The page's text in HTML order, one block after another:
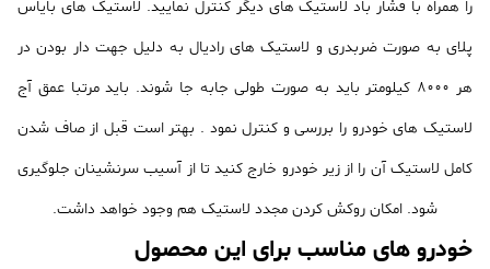
را همراه با فشار باد لاستیک های دیگر کنترل نمایید. لاستیک های بایاس
پلای به صورت ضربدری و لاستیک های رادیال به دلیل جهت دار بودن در
هر 8000 کیلومتر باید به صورت طولی جابه جا شوند. باید مرتبا عمق آج
لاستیک های خودرو را بررسی و کنترل نمود . بهتر است قبل از صاف شدن
کامل لاستیک آن را از زیر خودرو خارج کنید تا از آسیب سرنشینان جلوگیری
شود. امکان روکش کردن مجدد لاستیک هم وجود خواهد داشت.
خودرو های مناسب برای این محصول